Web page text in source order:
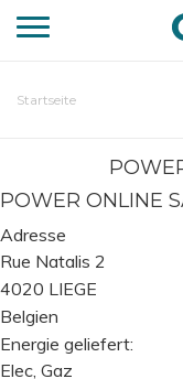
Direkt
zum
You
Startseite
POWER ONLINE
Adresse
Rue Natalis 2
4020 LIEGE
Belgien
Energie geliefert
Elec Gaz